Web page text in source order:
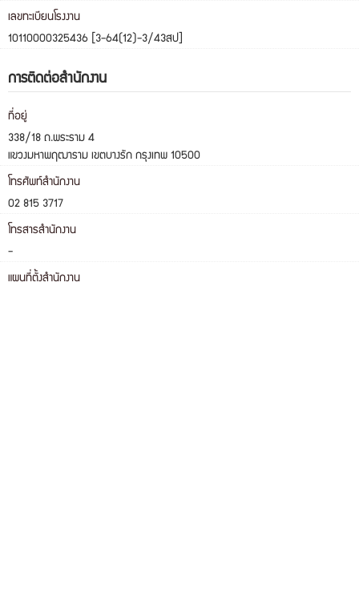
เลขทะเบียนโรงงาน
10110000325436 [3-64(12)-3/43สป]
การติดต่อสำนักงาน
ที่อยู่
338/18 ถ.พระราม 4
แขวงมหาพฤฒาราม เขตบางรัก กรุงเทพ 10500
โทรศัพท์สำนักงาน
02 815 3717
โทรสารสำนักงาน
-
แผนที่ตั้งสำนักงาน